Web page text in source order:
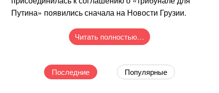
Путина» появились сначала на Новости Грузии.
Читать полностью…
Последние Популярные